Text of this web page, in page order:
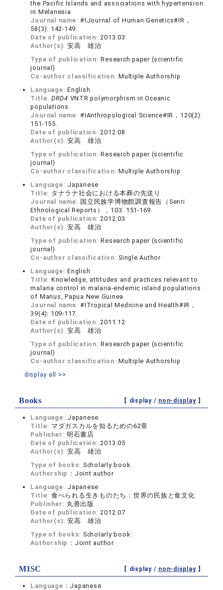
the Pacific Islands and associations with hypertension
in Melanesia
Journal name:#IJournal of Human Genetics#IR，
58(3): 142-149.
Date of publication:2013.03
Author(s): 安高 雄治
Type of publication:Research paper (scientific
journal)
Co-author classification:Multiple Authorship
Language:English
Title: DRD4 VNTR polymorphism in Oceanic
populations
Journal name:#IAnthropological Science#IR，120(2):
151-155.
Date of publication:2012.08
Author(s): 安高 雄治
Type of publication:Research paper (scientific
journal)
Co-author classification:Multiple Authorship
Language: Japanese
Title: タナラナ社会における本葬の先送り
Journal name: 国立民族学博物館調査報告（Senri
Ethnological Reports），103: 151-169.
Date of publication:2012.03
Author(s): 安高 雄治
Type of publication:Research paper (scientific
journal)
Co-author classification: Single Author
Language:English
Title: Knowledge, attitudes and practices relevant to
malaria control in malaria-endemic island populations
of Manus, Papua New Guinea
Journal name:#ITropical Medicine and Health#IR，
39(4): 109-117.
Date of publication:2011.12
Author(s): 安高 雄治
Type of publication:Research paper (scientific
journal)
Co-author classification:Multiple Authorship
display all >>
Books 【 display / non-display】
Language: Japanese
Title: マダガスカルを知るための62章
Publisher: 明石書店
Date of publication:2013.05
Author(s): 安高 雄治
Type of books: Scholarly book
Authorship： Joint author
Language: Japanese
Title: 食べられる生きものたち：世界の民族と食文化
Publisher: 丸善出版
Date of publication:2012.07
Author(s): 安高 雄治
Type of books: Scholarly book
Authorship： Joint author
MISC 【 display / non-display】
Language： Japanese